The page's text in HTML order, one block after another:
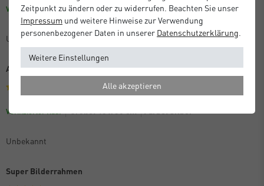
Verifizierter Kauf Größe: 40 x 50 cm Farbe: Silber
Unbekannt
Alles prima
Verifizierter Kauf
Unbekannt
Super Bilderrahmen
Zeitpunkt zu ändern oder zu widerrufen. Beachten Sie unser
Impressum und weitere Hinweise zur Verwendung
personenbezogener Daten in unserer Daten­schutz­erklärung
Weitere Einstellungen
Alle akzeptieren